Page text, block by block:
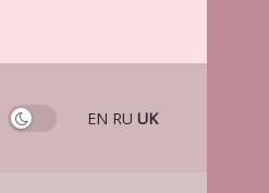
EN RU UK